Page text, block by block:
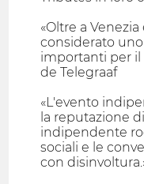
«Oltre a
considerato
importanti per
de Telegraaf
«L'evento
la reputazione
indipendente
sociali e le
con